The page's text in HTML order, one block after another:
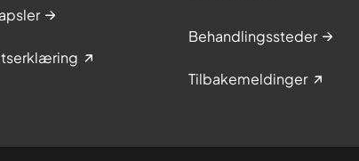
Behandlingssteder
Tilbakemeldinger